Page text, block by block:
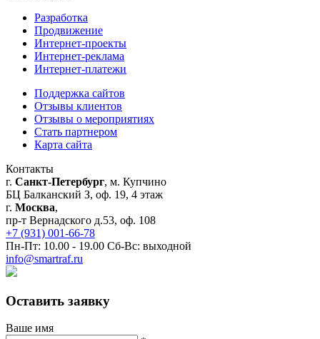
Разработка
Продвижение
Интернет-проекты
Интернет-реклама
Интернет-платежи
Поддержка сайтов
Отзывы клиентов
Отзывы о мероприятиях
Стать партнером
Карта сайта
Контакты
г. Санкт-Петербург, м. Купчино
БЦ Балканский З, оф. 19, 4 этаж
г. Москва,
пр-т Вернадского д.53, оф. 108
+7 (931) 001-66-78
Пн-Пт: 10.00 - 19.00 Сб-Вс: выходной
info@smartraf.ru
Оставить заявку
Ваше имя